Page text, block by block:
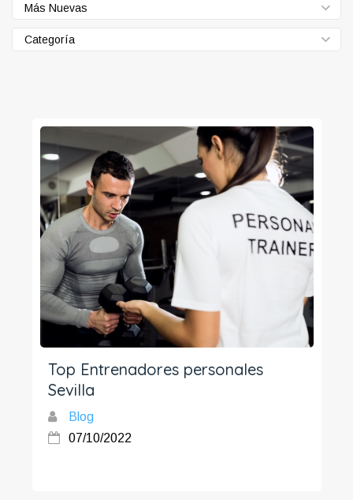
Más Nuevas
Categoría
Top Entrenadores personales
Sevilla
Blog
07/10/2022